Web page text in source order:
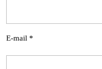
E-mail *